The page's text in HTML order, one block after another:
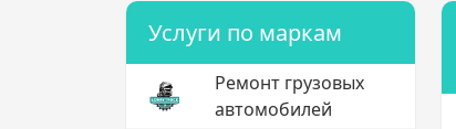
Услуги по маркам
Ремонт грузовых
автомобилей